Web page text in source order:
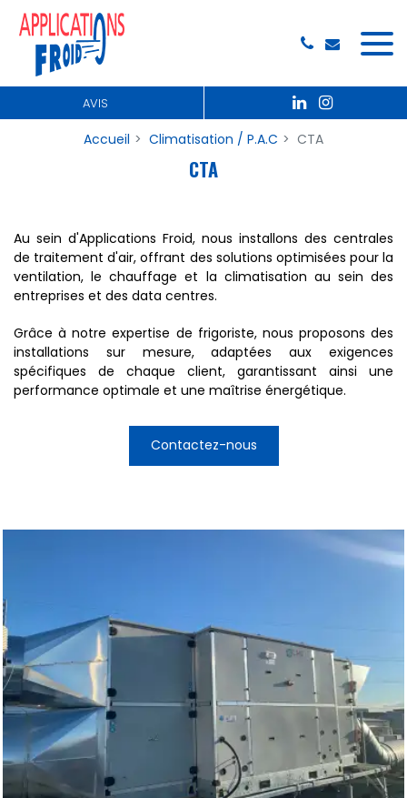
AVIS
Accueil Climatisation / P.A.C CTA
CTA
Au sein d'Applications Froid, nous installons des centrales
de traitement d'air, offrant des solutions optimisées pour la
ventilation, le chauffage et la climatisation au sein des
entreprises et des data centres.
Grâce à notre expertise de frigoriste, nous proposons des
installations sur mesure, adaptées aux exigences
spécifiques de chaque client, garantissant ainsi une
performance optimale et une maîtrise énergétique.
Contactez-nous
Panneau de gestion des cookies